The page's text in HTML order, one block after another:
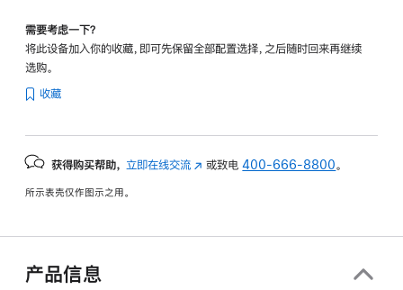
需要考虑一下？
将此设备加入你的收藏，即可先保留全部配置选择，之后随时回来再继续
选购。
收藏
获得购买帮助， 立即在线交流 (在
中
或致电400-666-8800 。
所示表壳仅作图示之用。
产品信息